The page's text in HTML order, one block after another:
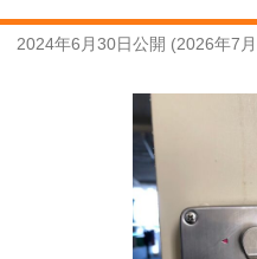
2024年6月30日公開 (2026年7